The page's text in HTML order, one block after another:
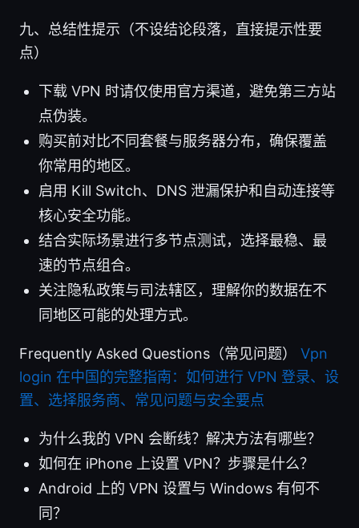
九、总结性提示（不设结论段落，直接提示性要
点）
下载 VPN 时请仅使用官方渠道，避免第三方站
点伪装。
购买前对比不同套餐与服务器分布，确保覆盖
你常用的地区。
启用 Kill Switch、DNS 泄漏保护和自动连接等
核心安全功能。
结合实际场景进行多节点测试，选择最稳、最
速的节点组合。
关注隐私政策与司法辖区，理解你的数据在不
同地区可能的处理方式。
Frequently Asked Questions（常见问题） Vpn
login 在中国的完整指南：如何进行 VPN 登录、设
置、选择服务商、常见问题与安全要点
为什么我的 VPN 会断线？解决方法有哪些？
如何在 iPhone 上设置 VPN？步骤是什么？
Android 上的 VPN 设置与 Windows 有何不
同？